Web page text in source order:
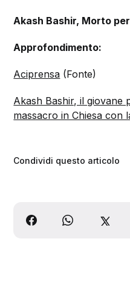
Akash Bashir, Morto
Approfondimento:
Aciprensa (Fonte)
Akash Bashir, il giovane
massacro in Chiesa con
Condividi questo articolo